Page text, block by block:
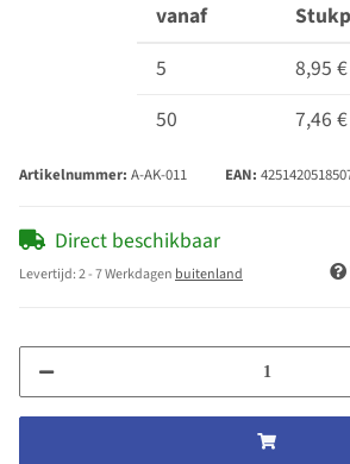
vanaf
5
8,95 €
50
7,46 €
Artikelnummer: A-AK-011 EAN:
Direct beschikbaar
Levertijd:2 - 7 Werkdagen buitenland